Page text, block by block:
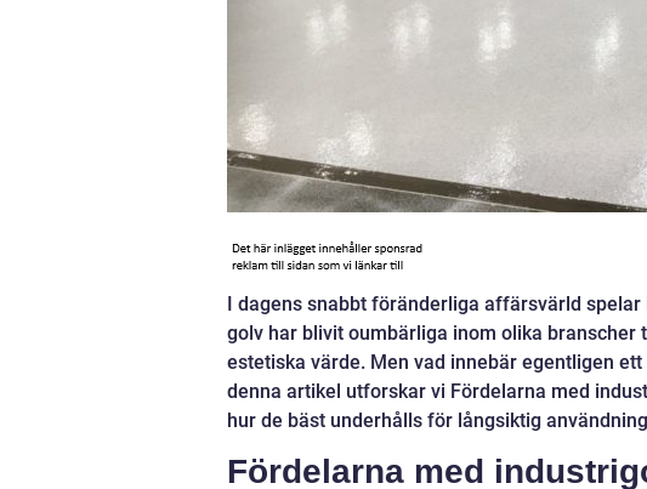
I dagens snabbt föränderliga affärsvärld
golv har blivit oumbärliga inom olika
estetiska värde. Men vad innebär egentligen
denna artikel utforskar vi Fördelarna med
hur de bäst underhålls för långsiktig
Fördelarna med